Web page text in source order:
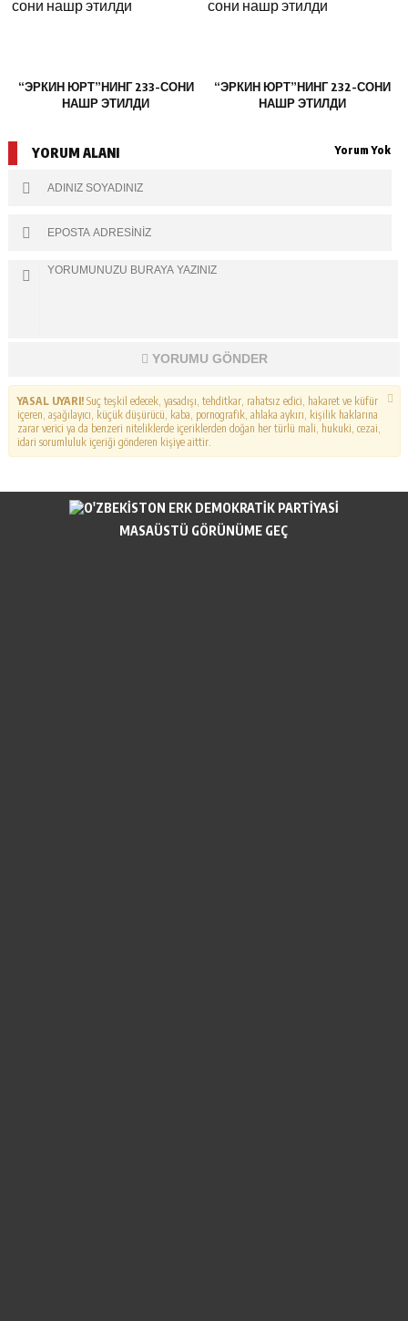
“ЭРКИН ЮРТ”НИНГ 233-СОНИ
НАШР ЭТИЛДИ
“ЭРКИН ЮРТ”НИНГ 232-СОНИ
НАШР ЭТИЛДИ
YORUM ALANI Yorum Yok
YORUMU GÖNDER
YASAL UYARI!Suç teşkil edecek, yasadışı, tehditkar, rahatsız edici, hakaret ve küfür
içeren, aşağılayıcı, küçük düşürücü, kaba, pornografik, ahlaka aykırı, kişilik haklarına
zarar verici ya da benzeri niteliklerde içeriklerden doğan her türlü mali, hukuki, cezai,
idari sorumluluk içeriği gönderen kişiye aittir.
MASAÜSTÜ GÖRÜNÜME GEÇ